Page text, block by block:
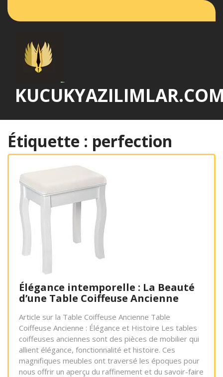
Étiquette : perfection
Élégance intemporelle : La Beauté
d’une Table Coiffeuse Ancienne
Article sur la Table Coiffeuse Ancienne Table
Coiffeuse Ancienne : Élégance et Histoire Les tables
coiffeuses anciennes sont des pièces de mobilier qui
allient élégance, fonctionnalité et histoire. Ces
magnifiques meubles ont traversé les époques pour
nous offrir un aperçu du raffinement et du savoir-faire